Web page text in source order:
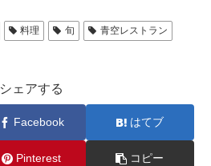
料理 旬
青空レストラン
シェアする
Facebook はてブ
Pinterest コピー